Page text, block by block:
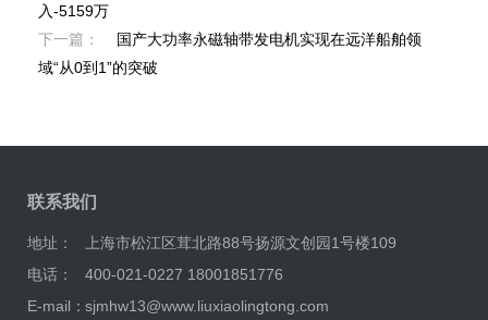
入-5159万
下一篇：
国产大功率永磁轴带发电机实现在远洋船舶领
域“从0到1”的突破
联系我们
地址：
上海市松江区茸北路88号扬源文创园1号楼109
电话：
400-021-0227 18001851776
E-mail：sjmhw13@www.liuxiaolingtong.com